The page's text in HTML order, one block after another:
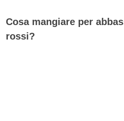
Cosa mangiare per
rossi?